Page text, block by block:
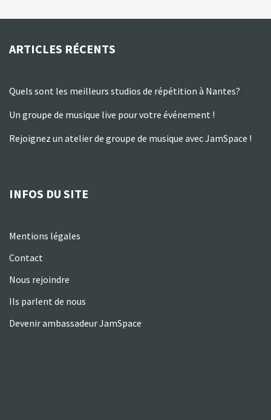
ARTICLES RÉCENTS
Quels sont les meilleurs studios de répétition à Nantes?
Un groupe de musique live pour votre événement !
Rejoignez un atelier de groupe de musique avec JamSpace !
INFOS DU SITE
Mentions légales
Contact
Nous rejoindre
Ils parlent de nous
Devenir ambassadeur JamSpace